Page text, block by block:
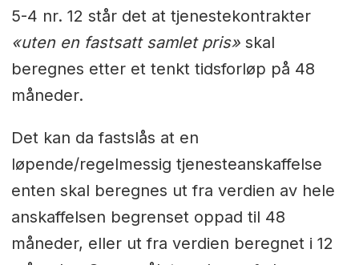
5-4 nr. 12 står det at tjenestekontrakter
«uten en fastsatt samlet pris» skal
beregnes etter et tenkt tidsforløp på 48
måneder.
Det kan da fastslås at en
løpende/regelmessig tjenesteanskaffelse
enten skal beregnes ut fra verdien av hele
anskaffelsen begrenset oppad til 48
måneder, eller ut fra verdien beregnet i 12